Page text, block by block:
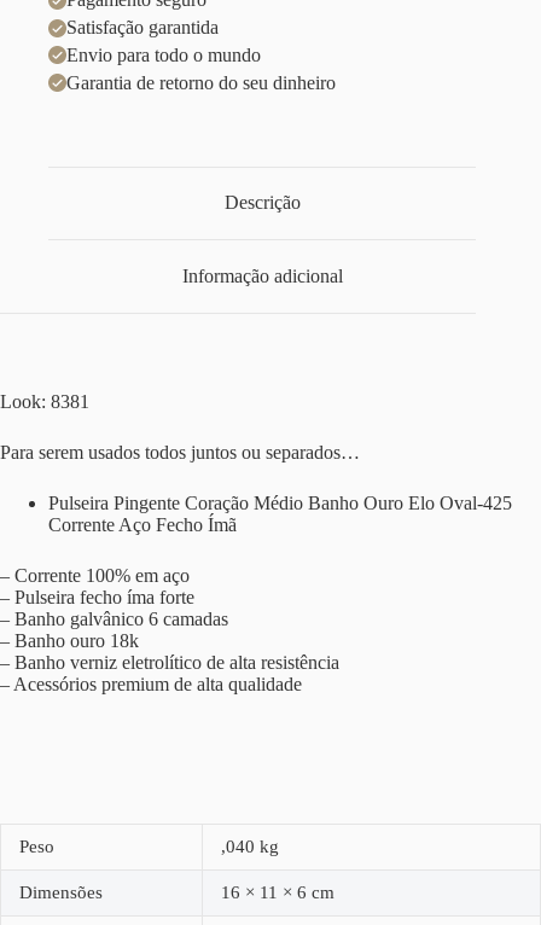
Satisfação garantida
Envio para todo o mundo
Garantia de retorno do seu dinheiro
Descrição
Informação adicional
Look: 8381
Para serem usados todos juntos ou separados…
Pulseira Pingente Coração Médio Banho Ouro Elo Oval-425
Corrente Aço Fecho Ímã
– Corrente 100% em aço
– Pulseira fecho íma forte
– Banho galvânico 6 camadas
– Banho ouro 18k
– Banho verniz eletrolítico de alta resistência
– Acessórios premium de alta qualidade
Peso ,040 kg
Dimensões 16 × 11 × 6 cm